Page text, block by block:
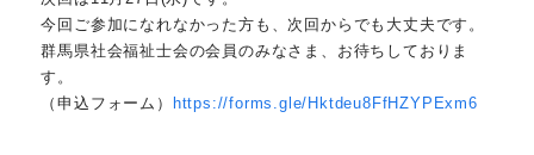
今回ご参加になれなかった方も、次回からでも大丈夫です。
群馬県社会福祉士会の会員のみなさま、お待ちしておりま
す。
（申込フォーム）
https://forms.gle/Hktdeu8FfHZYPExm6